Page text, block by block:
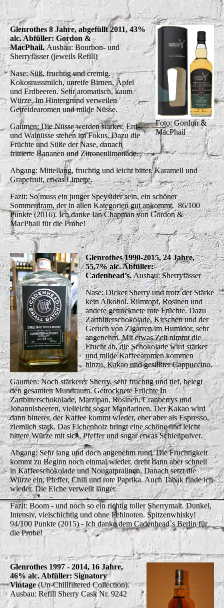
Foto: Gordon &
MacPhail
Glenrothes 8 Jahre, abgefüllt 2011, 43%
alc. Abfüller: Gordon &
MacPhail.Ausbau: Bourbon- und
Sherryfässer (jeweils Refill)
Nase: Süß, fruchtig und cremig.
Kokosnussmilch, unreife Birnen, Äpfel
und Erdbeeren. Sehr aromatisch, kaum
Würze. Im Hintergrund verweilen
Getreidearomen und milde Nüsse.
Gaumen: Die Nüsse werden stärker, Erd-
und Walnüsse stehen im Fokus. Dazu die
Früchte und Süße der Nase, danach
frittierte Bananen und Zitronenlimonade.
Abgang: Mittellang, fruchtig und leicht bitter. Karamell und
Grapefruit, etwas Limette.
Fazit: So muss ein junger Speysider sein, ein schöner
Sommerdram, der in allen Kategorien gut ankommt. 86/100
Punkte (2016). Ich danke Ian Chapman von Gordon &
MacPhail für die Probe!
Glenrothes 1990-2015, 24 Jahre,
55,7% alc. Abfüller:
Cadenhead’s.Ausbau: Sherryfässer
Nase: Dicker Sherry und trotz der Stärke
kein Alkohol. Rumtopf, Rosinen und
andere getrocknete rote Früchte. Dazu
Zartbitterschokolade, Kirschen und der
Geruch von Zigarren im Humidor, sehr
angenehm. Mit etwas Zeit nimmt die
Frucht ab, die Schokolade wird stärker
und milde Kaffeearomen kommen
hinzu, Kakao und gesüßter Cappuccino.
Gaumen: Noch stärkerer Sherry, sehr fruchtig und tief, belegt
den gesamten Mundraum. Getrocknete Früchte in
Zartbitterschokolade, Marzipan, Rosinen, Cranberrys und
Johannisbeeren, vielleicht sogar Mandarinen. Der Kakao wird
dann bitterer, der Kaffee kommt wieder, eher aber als Espresso,
ziemlich stark. Das Eichenholz bringt eine schöne und leicht
bittere Würze mit sich, Pfeffer und sogar etwas Schießpulver.
Abgang: Sehr lang und doch angenehm rund. Die Fruchtigkeit
kommt zu Beginn noch einmal wieder, dreht dann aber schnell
in Kaffeeschokolade und Nougatpralinen. Danach setzt die
Würze ein, Pfeffer, Chili und rote Paprika. Auch Tabak finde ich
wieder. Die Eiche verweilt länger.
Fazit: Boom - und noch so ein richtig toller Sherrymalt. Dunkel,
Intensiv, vielschichtig und ohne Fehlnoten. Spitzenwhisky!
94/100 Punkte (2015) - Ich danke dem Cadenhead`s Berlin für
die Probe!
Glenrothes 1997 - 2014, 16 Jahre,
46% alc. Abfüller: Signatory
Vintage (Un-Chillfiltered Collection).
Ausbau: Refill Sherry Cask Nr. 9242